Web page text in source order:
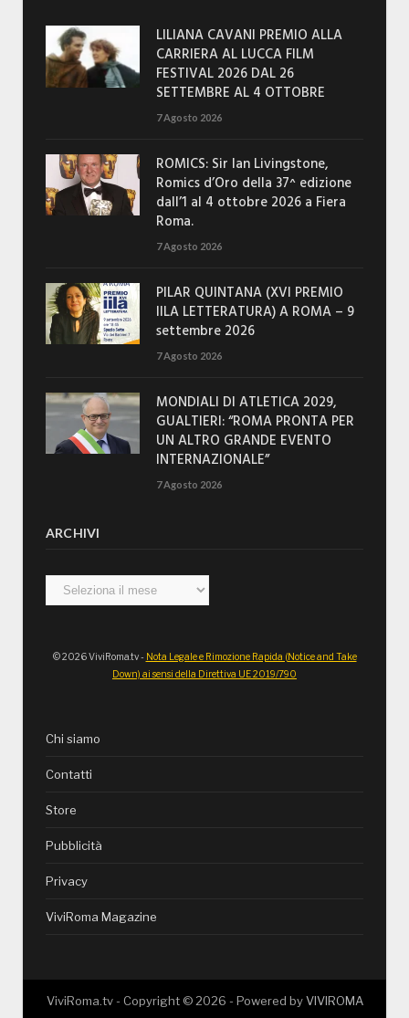
LILIANA CAVANI PREMIO ALLA
CARRIERA AL LUCCA FILM
FESTIVAL 2026 DAL 26
SETTEMBRE AL 4 OTTOBRE
7 Agosto 2026
ROMICS: Sir Ian Livingstone,
Romics d’Oro della 37^ edizione
dall’1 al 4 ottobre 2026 a Fiera
Roma.
7 Agosto 2026
PILAR QUINTANA (XVI PREMIO
IILA LETTERATURA) A ROMA – 9
settembre 2026
7 Agosto 2026
MONDIALI DI ATLETICA 2029,
GUALTIERI: “ROMA PRONTA PER
UN ALTRO GRANDE EVENTO
INTERNAZIONALE”
7 Agosto 2026
ARCHIVI
Archivi
© 2026 ViviRoma.tv - Nota Legale e Rimozione Rapida (Notice and Take
Down) ai sensi della Direttiva UE 2019/790
Chi siamo
Contatti
Store
Pubblicità
Privacy
ViviRoma Magazine
ViviRoma.tv - Copyright © 2026 - Powered byVIVIROMA